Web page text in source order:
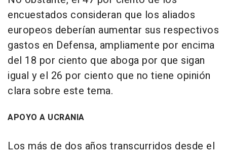
encuestados consideran que los aliados
europeos deberían aumentar sus respectivos
gastos en Defensa, ampliamente por encima
del 18 por ciento que aboga por que sigan
igual y el 26 por ciento que no tiene opinión
clara sobre este tema.
APOYO A UCRANIA
Los más de dos años transcurridos desde el